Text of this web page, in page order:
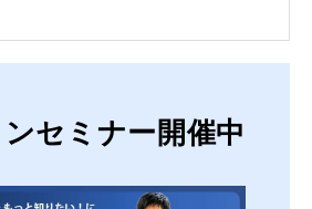
セミナー開催中